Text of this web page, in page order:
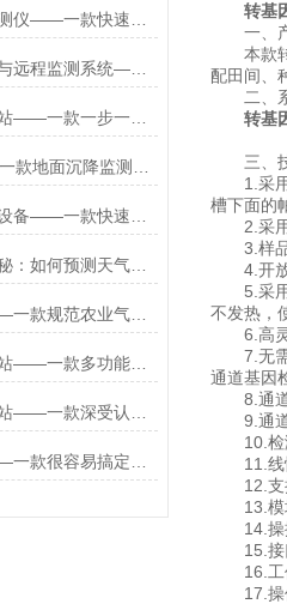
农田环境信息采集与远程监测系统——一款温室小型气象站2025全+境+派+送
一体式超声波气象站——一款一步一个脚印的环境监测气象站
高原地区气象站揭秘：如何预测天气变化？
生态农业气象站——一款规范农业气象的一般农业气象站2025+派+送
十要素便携式气象站——一款多功能的便携式多要素气象站#2022已更新
转基
一、产
本款转
配田间、
二、系
转基
三、技
1.采用
槽下面的
2.采用
3.样品
4.开放
5.采用
不发热，
6.高灵
7.无需
通道基因
8.通道
9.通道
10.检测
11.线
12.支持
13.模
14.操控
15.接
16.工作
17.操